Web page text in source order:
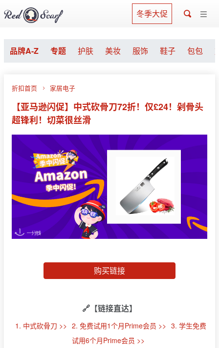
冬季大促
品牌A-Z 专题 护肤 美妆 服饰 鞋子 包包
折扣首页 家居电子
【亚马逊闪促】中式砍骨刀72折！仅£24！剁骨头
超锋利！切菜很丝滑
购买链接
🔗【链接直达】
1. 中式砍骨刀 >> 2. 免费试用1个月Prime会员 >> 3. 学生免费
试用6个月Prime会员 >>